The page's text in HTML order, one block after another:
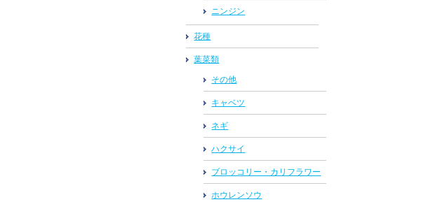
ニンジン
花種
葉菜類
その他
キャベツ
ネギ
ハクサイ
ブロッコリー・カリフラワー
ホウレンソウ